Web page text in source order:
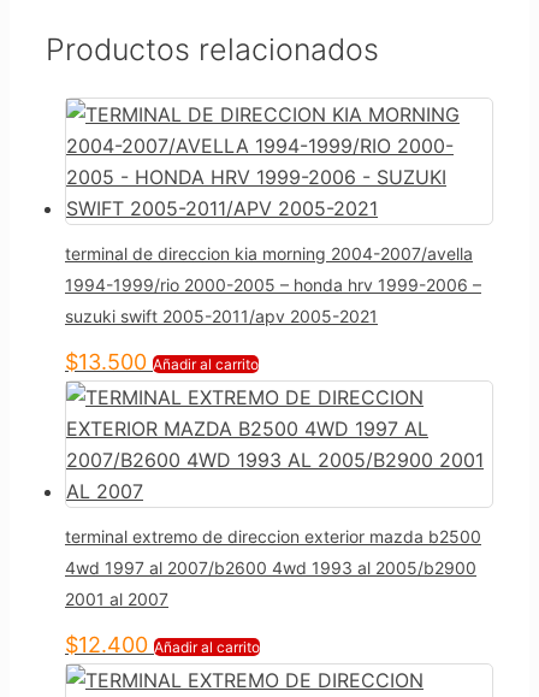
Productos relacionados
terminal de direccion kia morning 2004-2007/avella
1994-1999/rio 2000-2005 – honda hrv 1999-2006 –
suzuki swift 2005-2011/apv 2005-2021
$13.500 Añadir al carrito
terminal extremo de direccion exterior mazda b2500
4wd 1997 al 2007/b2600 4wd 1993 al 2005/b2900
2001 al 2007
$12.400 Añadir al carrito